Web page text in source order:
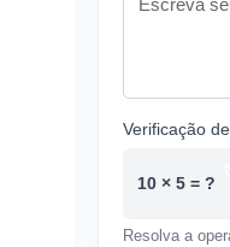
Verificação
10 × 5 = ?
Resolva a